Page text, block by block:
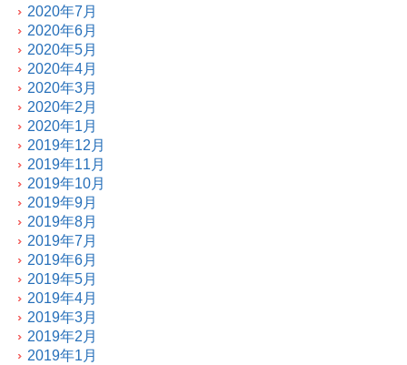
2020年7月
2020年6月
2020年5月
2020年4月
2020年3月
2020年2月
2020年1月
2019年12月
2019年11月
2019年10月
2019年9月
2019年8月
2019年7月
2019年6月
2019年5月
2019年4月
2019年3月
2019年2月
2019年1月